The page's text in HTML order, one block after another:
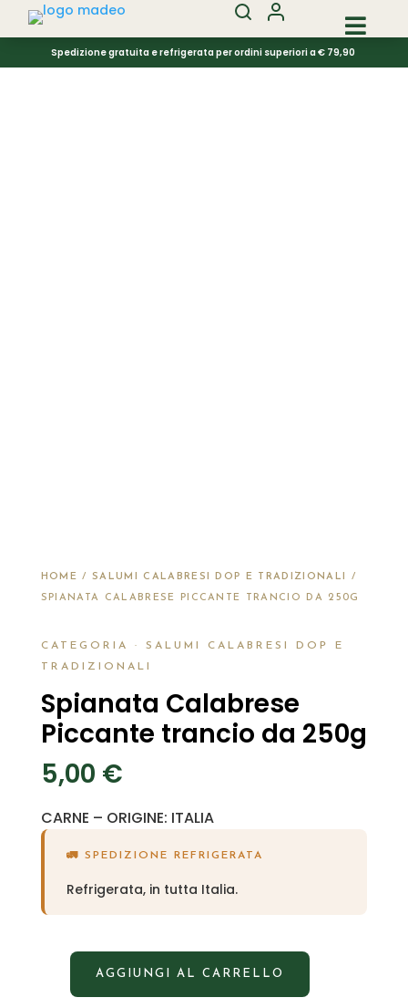

Spedizione gratuita e refrigerata per ordini superiori a € 79,90
HOME /SALUMI CALABRESI DOP E TRADIZIONALI /
SPIANATA CALABRESE PICCANTE TRANCIO DA 250G
CATEGORIA · SALUMI CALABRESI DOP E
TRADIZIONALI
Spianata Calabrese
Piccante trancio da 250g
5,00 €
CARNE – ORIGINE: ITALIA
🚛 SPEDIZIONE REFRIGERATA
Refrigerata, in tutta Italia.
AGGIUNGI AL CARRELLO